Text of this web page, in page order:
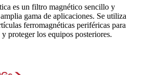
es un filtro magnético sencillo y
gama de aplicaciones. Se utiliza
ferromagnéticas periféricas para
proteger los equipos posteriores.